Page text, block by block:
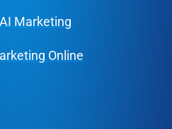
Marketing
Online